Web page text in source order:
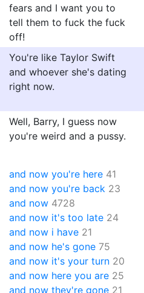
fears and I want you to
tell them to fuck the fuck
off!
You're like Taylor Swift
and whoever she's dating
right now.
Well, Barry, I guess now
you're weird and a pussy.
and now you're here 41
and now you're back 23
and now 4728
and now it's too late 24
and now i have 21
and now he's gone 75
and now it's your turn 20
and now here you are 25
and now they're gone 21